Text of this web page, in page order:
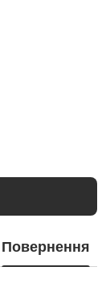
Повернення